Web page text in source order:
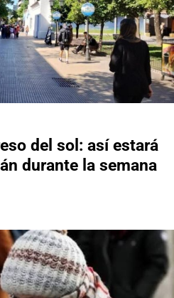
del sol: así estará
durante la semana